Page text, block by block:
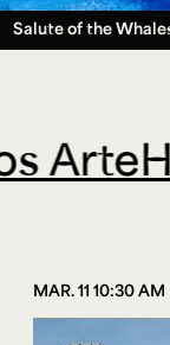
Salute of the
9
MAR. 11 10:30 AM